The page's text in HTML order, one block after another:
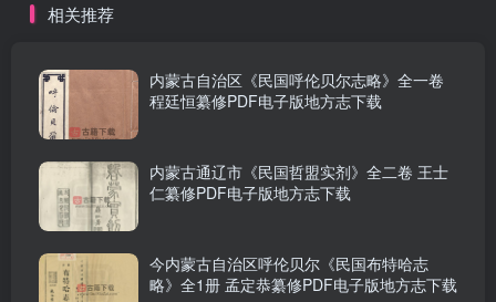
相关推荐
内蒙古自治区《民国呼伦贝尔志略》全一卷
程廷恒纂修PDF电子版地方志下载
内蒙古通辽市《民国哲盟实剂》全二卷 王士
仁纂修PDF电子版地方志下载
今内蒙古自治区呼伦贝尔《民国布特哈志
略》全1册 孟定恭纂修PDF电子版地方志下载